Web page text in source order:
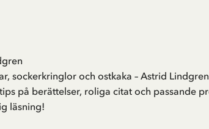
sockerkringlor och ostkaka – Astrid
på berättelser, roliga citat och passande
läsning!